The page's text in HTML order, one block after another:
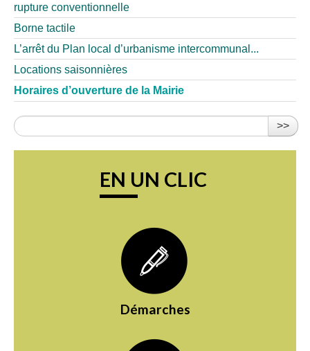
rupture conventionnelle
Borne tactile
L’arrêt du Plan local d’urbanisme intercommunal...
Locations saisonnières
Horaires d’ouverture de la Mairie
>>
EN UN CLIC
Démarches